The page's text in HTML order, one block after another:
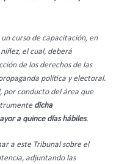
curso de capacitación, en
el cual, deberá
de los derechos de las
política y electoral.
, por conducto del área que
dicha
a quince días hábiles.
a este Tribunal sobre el
adjuntando las